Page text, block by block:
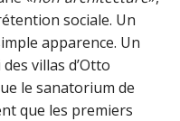
sociale. Un
apparence. Un
villas d’Otto
le sanatorium de
que les premiers